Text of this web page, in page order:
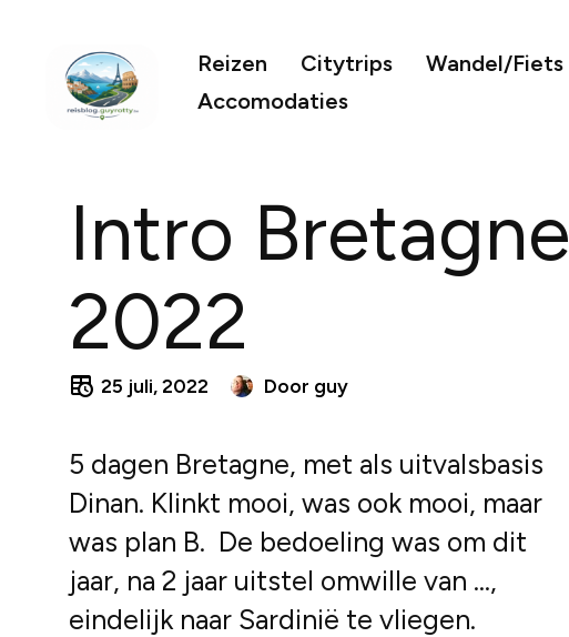
Reizen Citytrips
Wandel/Fiets
Accomodaties
Intro Bretagne
2022
25 juli, 2022 Door guy
5 dagen Bretagne, met als uitvalsbasis
Dinan. Klinkt mooi, was ook mooi, maar
was plan B. De bedoeling was om dit
jaar, na 2 jaar uitstel omwille van …,
eindelijk naar Sardinië te vliegen.